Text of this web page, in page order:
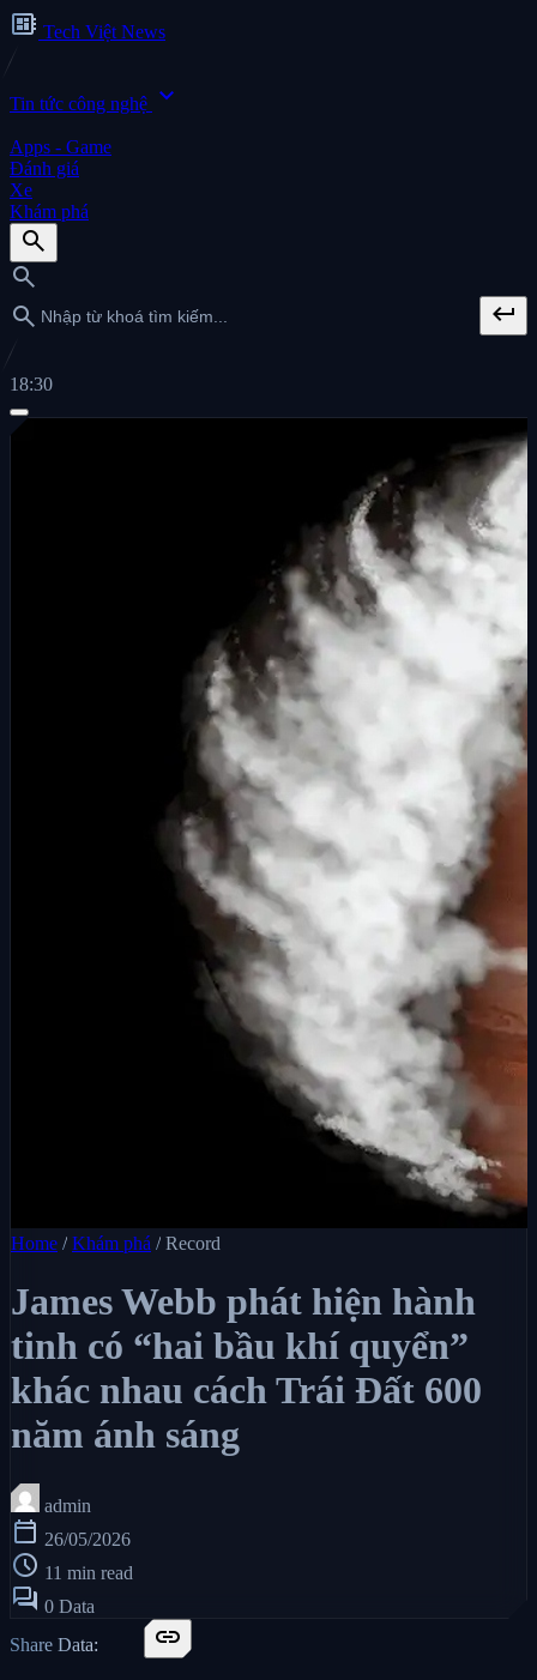
developer_board Tech Việt News
Tin tức công nghệ expand_more
Apps - Game
Đánh giá
Xe
Khám phá
search
search
search
keyboard_return
18:30
Home / Khám phá / Record
James Webb phát hiện hành
tinh có “hai bầu khí quyển”
khác nhau cách Trái Đất 600
năm ánh sáng
admin
calendar_today 26/05/2026
schedule 11 min read
forum 0 Data
Share Data:
link